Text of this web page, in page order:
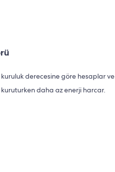
derecesine göre hesaplar ve
daha az enerji harcar.